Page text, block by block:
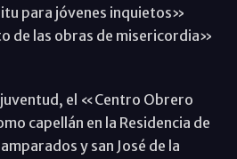
para jóvenes inquietos»
de las obras de misericordia»
el «Centro Obrero
capellán en la Residencia de
y san José de la